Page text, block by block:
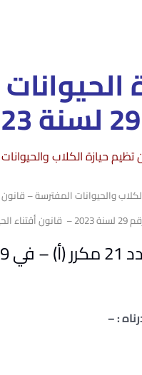
تظيم حيازة الكلاب والحيوانات
: –